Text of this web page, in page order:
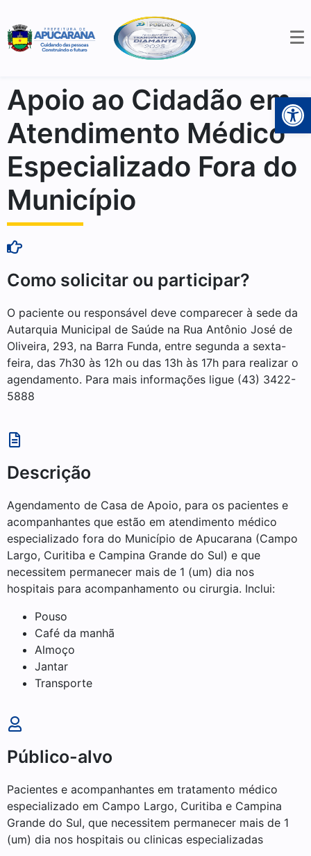
Apoio ao Cidadão em
Atendimento Médico
Especializado Fora do
Município
Como solicitar ou participar?
O paciente ou responsável deve comparecer à sede da
Autarquia Municipal de Saúde na Rua Antônio José de
Oliveira, 293, na Barra Funda, entre segunda a sexta-
feira, das 7h30 às 12h ou das 13h às 17h para realizar o
agendamento. Para mais informações ligue (43) 3422-
5888
Descrição
Agendamento de Casa de Apoio, para os pacientes e
acompanhantes que estão em atendimento médico
especializado fora do Município de Apucarana (Campo
Largo, Curitiba e Campina Grande do Sul) e que
necessitem permanecer mais de 1 (um) dia nos
hospitais para acompanhamento ou cirurgia. Inclui:
Pouso
Café da manhã
Almoço
Jantar
Transporte
Público-alvo
Pacientes e acompanhantes em tratamento médico
especializado em Campo Largo, Curitiba e Campina
Grande do Sul, que necessitem permanecer mais de 1
(um) dia nos hospitais ou clinicas especializadas